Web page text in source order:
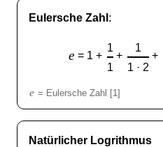
Eulersche Zahl :
e = 1 +
1
1
+
1
1 · 2
+
e = Eulersche Zahl [1]
Natürlicher Logrithmus